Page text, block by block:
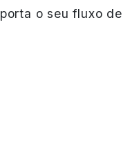
o seu fluxo de